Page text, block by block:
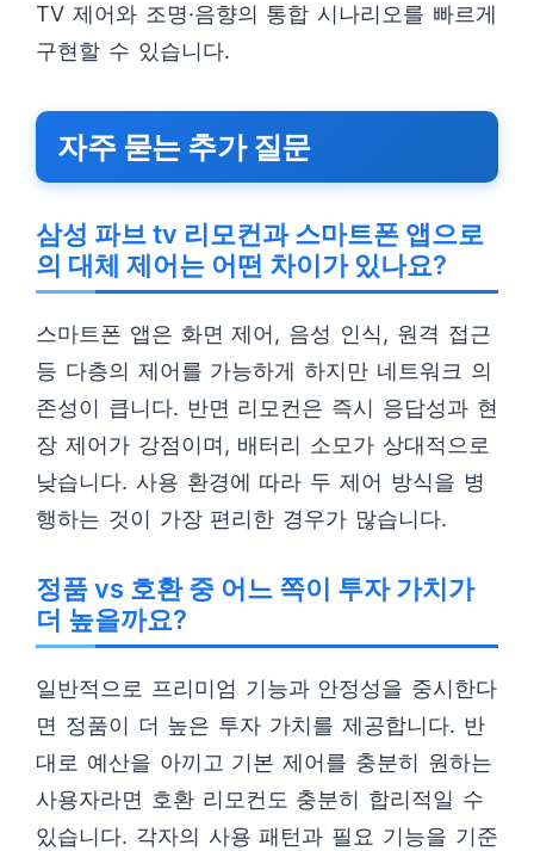
TV 제어와 조명·음향의 통합 시나리오를 빠르게
구현할 수 있습니다.
자주 묻는 추가 질문
삼성 파브 tv 리모컨과 스마트폰 앱으로
의 대체 제어는 어떤 차이가 있나요?
스마트폰 앱은 화면 제어, 음성 인식, 원격 접근
등 다층의 제어를 가능하게 하지만 네트워크 의
존성이 큽니다. 반면 리모컨은 즉시 응답성과 현
장 제어가 강점이며, 배터리 소모가 상대적으로
낮습니다. 사용 환경에 따라 두 제어 방식을 병
행하는 것이 가장 편리한 경우가 많습니다.
정품 vs 호환 중 어느 쪽이 투자 가치가
더 높을까요?
일반적으로 프리미엄 기능과 안정성을 중시한다
면 정품이 더 높은 투자 가치를 제공합니다. 반
대로 예산을 아끼고 기본 제어를 충분히 원하는
사용자라면 호환 리모컨도 충분히 합리적일 수
있습니다. 각자의 사용 패턴과 필요 기능을 기준